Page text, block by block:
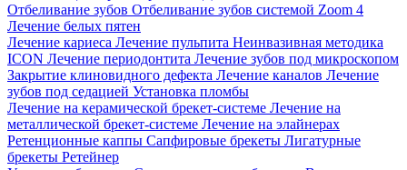
Отбеливание зубов Отбеливание зубов системой Zoom 4
Лечение белых пятен
Лечение кариеса Лечение пульпита Неинвазивная методика
ICON Лечение периодонтита Лечение зубов под микроскопом
Закрытие клиновидного дефекта Лечение каналов Лечение
зубов под седацией Установка пломбы
Лечение на керамической брекет-системе Лечение на
металлической брекет-системе Лечение на элайнерах
Ретенционные каппы Сапфировые брекеты Лигатурные
брекеты Ретейнер